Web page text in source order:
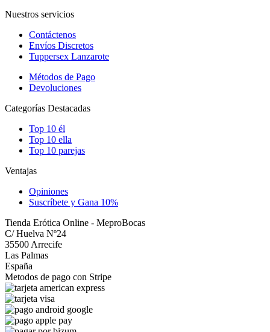
Nuestros servicios
Contáctenos
Envíos Discretos
Tuppersex Lanzarote
Métodos de Pago
Devoluciones
Categorías Destacadas
Top 10 él
Top 10 ella
Top 10 parejas
Ventajas
Opiniones
Suscríbete y Gana 10%
Tienda Erótica Online - MeproBocas
C/ Huelva Nº24
35500 Arrecife
Las Palmas
España
Metodos de pago con Stripe